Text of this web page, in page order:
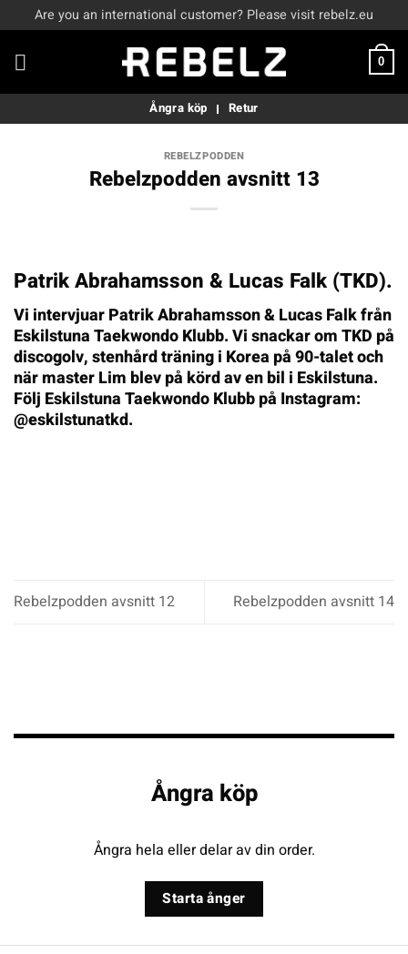
to
content
Are you an international customer? Please visit rebelz.eu
0
Ångra köp Retur
REBELZPODDEN
Rebelzpodden avsnitt 13
Patrik Abrahamsson & Lucas Falk (TKD).
Vi intervjuar Patrik Abrahamsson & Lucas Falk från
Eskilstuna Taekwondo Klubb. Vi snackar om TKD på
discogolv, stenhård träning i Korea på 90-talet och
när master Lim blev på körd av en bil i Eskilstuna.
Följ Eskilstuna Taekwondo Klubb på Instagram:
@eskilstunatkd.
Rebelzpodden avsnitt 12 Rebelzpodden avsnitt 14
Ångra köp
Ångra hela eller delar av din order.
Starta ånger